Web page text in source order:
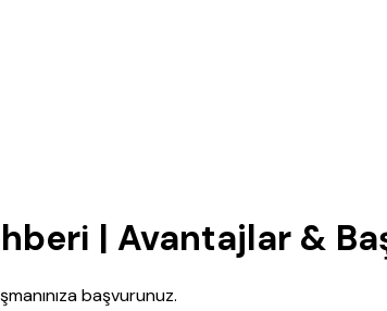
| Avantajlar &
başvurunuz.